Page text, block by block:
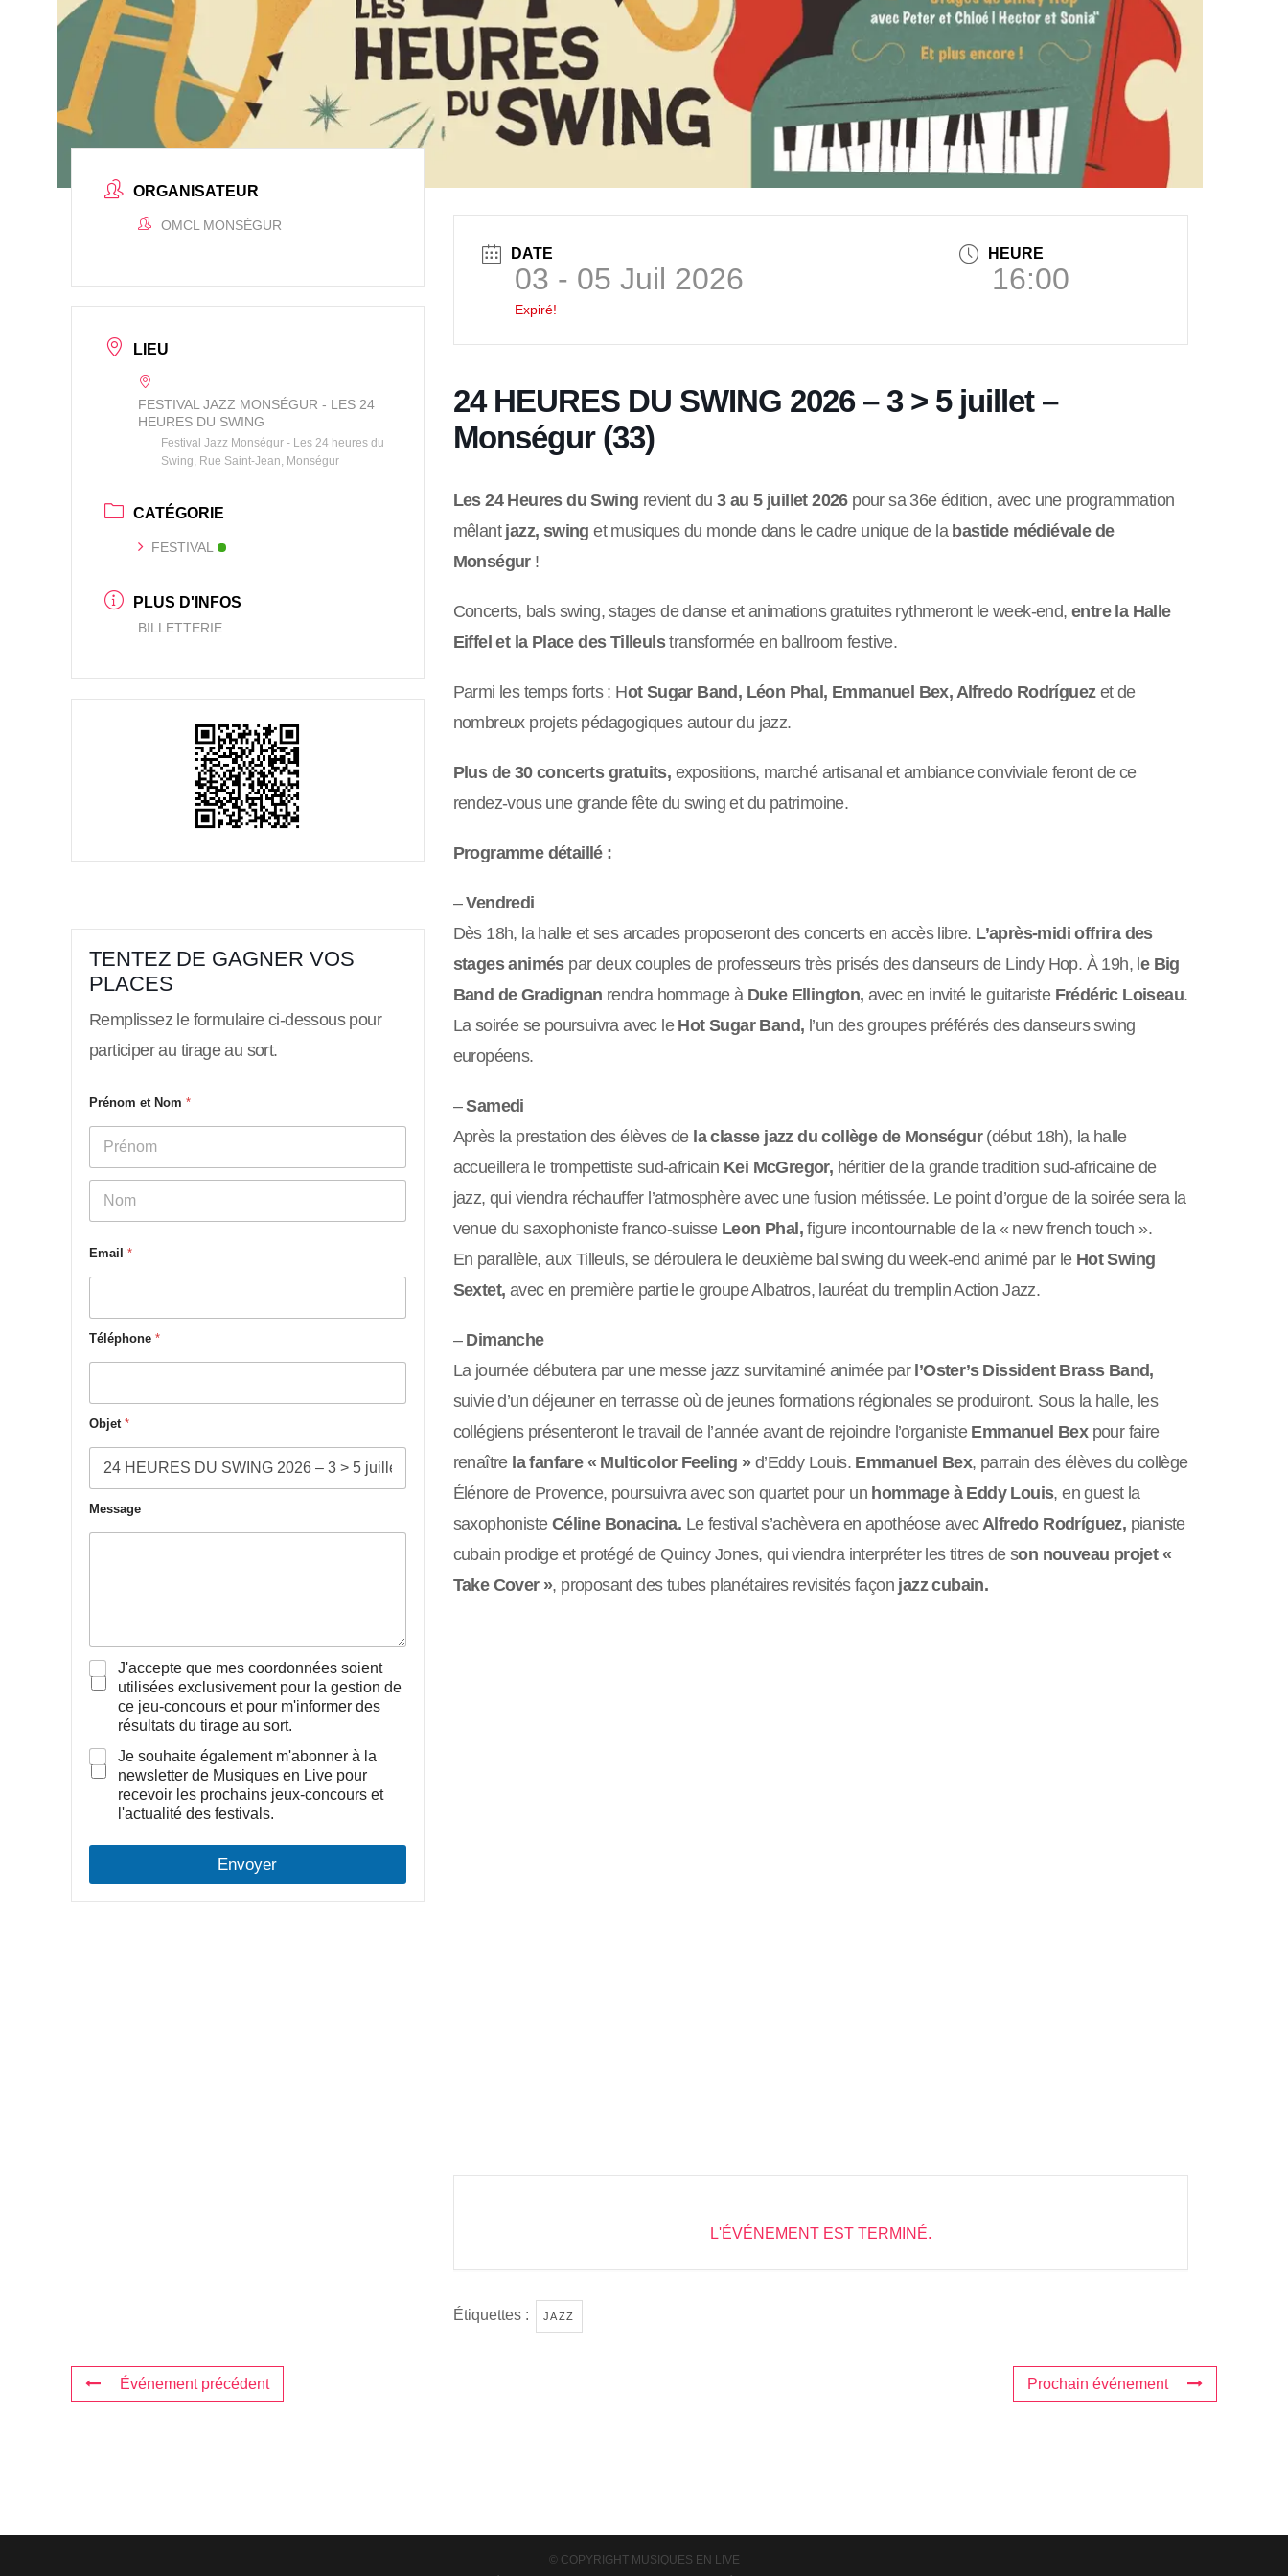
ORGANISATEUR
OMCL MONSÉGUR
LIEU
FESTIVAL JAZZ MONSÉGUR - LES 24
HEURES DU SWING
Festival Jazz Monségur - Les 24 heures du
Swing, Rue Saint-Jean, Monségur
CATÉGORIE
FESTIVAL
PLUS D'INFOS
BILLETTERIE
TENTEZ DE GAGNER VOS
PLACES
Remplissez le formulaire ci-dessous pour
participer au tirage au sort.
Prénom et Nom *
Email *
Téléphone *
Objet *
Message
Cases à cocher *
J'accepte que mes coordonnées soient
utilisées exclusivement pour la gestion de
ce jeu-concours et pour m'informer des
résultats du tirage au sort.
Cases à cocher
Je souhaite également m'abonner à la
newsletter de Musiques en Live pour
recevoir les prochains jeux-concours et
l'actualité des festivals.
Envoyer
DATE
03 - 05 Juil 2026
Expiré!
HEURE
16:00
24 HEURES DU SWING 2026 – 3 > 5 juillet –
Monségur (33)
Les 24 Heures du Swing revient du3 au 5 juillet 2026pour sa 36e édition, avec une programmation
mêlant jazz, swing et musiques du monde dans le cadre unique de la bastide médiévale de
Monségur!
Concerts, bals swing, stages de danse et animations gratuites rythmeront le week-end,entre la Halle
Eiffel et la Place des Tilleulstransformée en ballroom festive.
Parmi les temps forts : Hot Sugar Band, Léon Phal, Emmanuel Bex, Alfredo Rodríguezet de
nombreux projets pédagogiques autour du jazz.
Plus de 30 concerts gratuits, expositions, marché artisanal et ambiance conviviale feront de ce
rendez-vous une grande fête du swing et du patrimoine.
Programme détaillé :
–Vendredi
Dès 18h, la halle et ses arcades proposeront des concerts en accès libre. L’après‑midi offrira des
stages animéspar deux couples de professeurs très prisés des danseurs de Lindy Hop. À 19h, le Big
Band de Gradignan rendra hommage à Duke Ellington, avec en invité le guitariste Frédéric Loiseau.
La soirée se poursuivra avec le Hot Sugar Band, l’un des groupes préférés des danseurs swing
européens.
–Samedi
Après la prestation des élèves dela classe jazz du collège de Monségur(début 18h), la halle
accueillera le trompettiste sud‑africain Kei McGregor, héritier de la grande tradition sud‑africaine de
jazz, qui viendra réchauffer l’atmosphère avec une fusion métissée. Le point d’orgue de la soirée sera la
venue du saxophoniste franco‑suisse Leon Phal, figure incontournable de la « new french touch ».
En parallèle, aux Tilleuls, se déroulera le deuxième bal swing du week‑end animé par le Hot Swing
Sextet, avec en première partie le groupe Albatros, lauréat du tremplin Action Jazz.
– Dimanche
La journée débutera par une messe jazz survitaminé animée par l’Oster’s Dissident Brass Band,
suivie d’un déjeuner en terrasse où de jeunes formations régionales se produiront. Sous la halle, les
collégiens présenteront le travail de l’année avant de rejoindre l’organiste Emmanuel Bexpour faire
renaître la fanfare « Multicolor Feeling »d’Eddy Louis. Emmanuel Bex, parrain des élèves du collège
Élénore de Provence, poursuivra avec son quartet pour un hommage à Eddy Louis, en guest la
saxophoniste Céline Bonacina. Le festival s’achèvera en apothéose avecAlfredo Rodríguez, pianiste
cubain prodige et protégé de Quincy Jones, qui viendra interpréter les titres de son nouveau projet «
Take Cover », proposant des tubes planétaires revisités façon jazz cubain.
L'ÉVÉNEMENT EST TERMINÉ.
Étiquettes : JAZZ
Événement précédent Prochain événement
© COPYRIGHT MUSIQUES EN LIVE